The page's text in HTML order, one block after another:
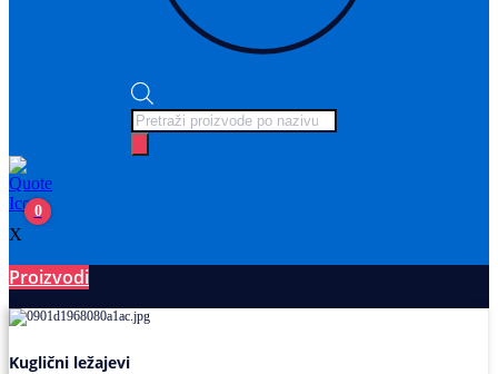
Products
search
0
X
Proizvodi
Kuglični ležajevi